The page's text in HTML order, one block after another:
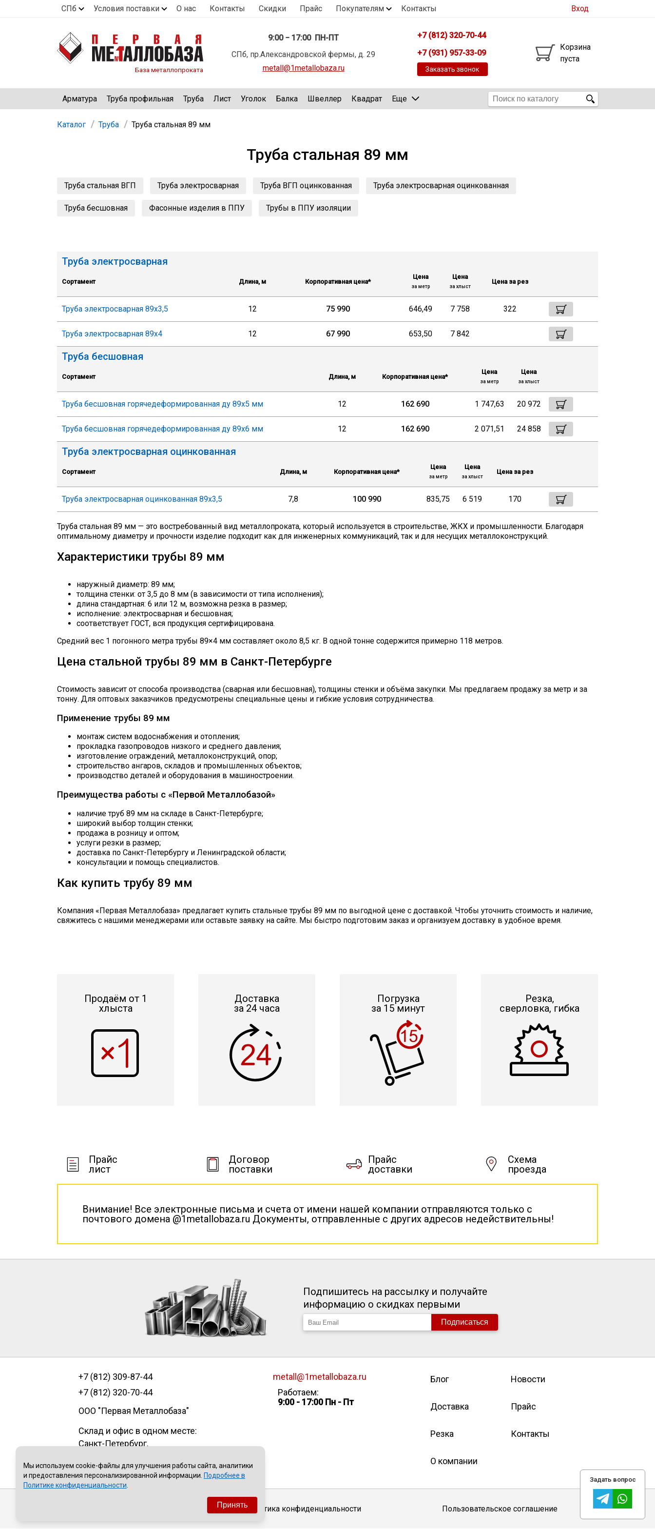
СПб Условия поставки О нас Контакты Скидки Прайс Покупателям Контакты Вход
База металлопроката
9:00 − 17:00 ПН-ПТ
СПб, пр.Александровской фермы, д. 29
metall@1metallobaza.ru
+7 (812) 320-70-44
+7 (931) 957-33-09
Заказать звонок
Корзина
пуста
Арматура Труба профильная Труба Лист Уголок Балка Швеллер Квадрат Еще
Каталог Труба Труба стальная 89 мм
Труба стальная 89 мм
Труба стальная ВГП Труба электросварная Труба ВГП оцинкованная Труба электросварная оцинкованная
Труба бесшовная Фасонные изделия в ППУ Трубы в ППУ изоляции
Труба электросварная
Сортамент Длина, м Корпоративная цена*
Цена
за метр
Цена
за хлыст
Цена за рез
Труба электросварная 89х3,5 12 75 990 646,49 7 758 322
Труба электросварная 89х4 12 67 990 653,50 7 842
Труба бесшовная
Сортамент Длина, м Корпоративная цена*
Цена
за метр
Цена
за хлыст
Труба бесшовная горячедеформированная ду 89х5 мм 12 162 690 1 747,63 20 972
Труба бесшовная горячедеформированная ду 89х6 мм 12 162 690 2 071,51 24 858
Труба электросварная оцинкованная
Сортамент Длина, м Корпоративная цена*
Цена
за метр
Цена
за хлыст
Цена за рез
Труба электросварная оцинкованная 89х3,5 7,8 100 990 835,75 6 519 170
Труба стальная 89 мм — это востребованный вид металлопроката, который используется в строительстве, ЖКХ и промышленности. Благодаря
оптимальному диаметру и прочности изделие подходит как для инженерных коммуникаций, так и для несущих металлоконструкций.
Характеристики трубы 89 мм
наружный диаметр: 89 мм;
толщина стенки: от 3,5 до 8 мм (в зависимости от типа исполнения);
длина стандартная: 6 или 12 м, возможна резка в размер;
исполнение: электросварная и бесшовная;
соответствует ГОСТ, вся продукция сертифицирована.
Средний вес 1 погонного метра трубы 89×4 мм составляет около 8,5 кг. В одной тонне содержится примерно 118 метров.
Цена стальной трубы 89 мм в Санкт-Петербурге
Стоимость зависит от способа производства (сварная или бесшовная), толщины стенки и объёма закупки. Мы предлагаем продажу за метр и за
тонну. Для оптовых заказчиков предусмотрены специальные цены и гибкие условия сотрудничества.
Применение трубы 89 мм
монтаж систем водоснабжения и отопления;
прокладка газопроводов низкого и среднего давления;
изготовление ограждений, металлоконструкций, опор;
строительство ангаров, складов и промышленных объектов;
производство деталей и оборудования в машиностроении.
Преимущества работы с «Первой Металлобазой»
наличие труб 89 мм на складе в Санкт-Петербурге;
широкий выбор толщин стенки;
продажа в розницу и оптом;
услуги резки в размер;
доставка по Санкт-Петербургу и Ленинградской области;
консультации и помощь специалистов.
Как купить трубу 89 мм
Компания «Первая Металлобаза» предлагает купить стальные трубы 89 мм по выгодной цене с доставкой. Чтобы уточнить стоимость и наличие,
свяжитесь с нашими менеджерами или оставьте заявку на сайте. Мы быстро подготовим заказ и организуем доставку в удобное время.
Продаём от 1
хлыста
Доставка
за 24 часа
Погрузка
за 15 минут
Резка,
сверловка, гибка
Прайс
лист
Договор
поставки
Прайс
доставки
Схема
проезда
Внимание! Все электронные письма и счета от имени нашей компании отправляются только с
почтового домена @1metallobaza.ru Документы, отправленные с других адресов недействительны!
Задать вопрос
Подпишитесь на рассылку и получайте
информацию о скидках первыми
Подписаться
+7 (812) 309-87-44
+7 (812) 320-70-44
ООО "Первая Металлобаза"
Склад и офис в одном месте:
Санкт-Петербург,
литер В, помещение 1Н
metall@1metallobaza.ru
Работаем:
9:00 - 17:00 Пн - Пт
Блог Новости
Доставка Прайс
Резка Контакты
О компании
Политика конфиденциальности Пользовательское соглашение
Мы используем cookie-файлы для улучшения работы сайта, аналитики
и предоставления персонализированной информации. Подробнее в
Политике конфиденциальности
Принять